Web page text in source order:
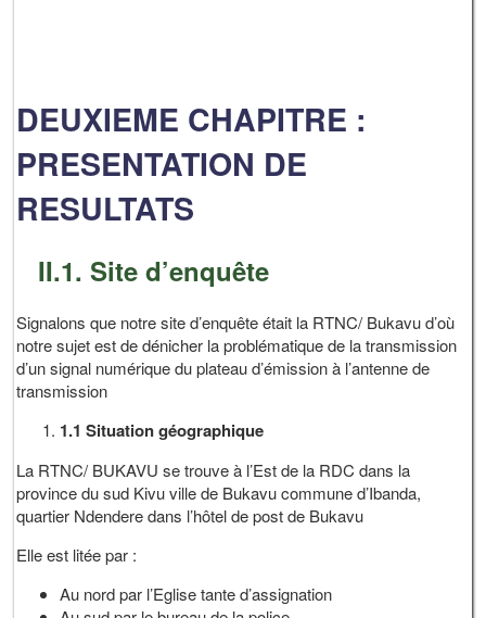
DEUXIEME CHAPITRE :
PRESENTATION DE
RESULTATS
II.1. Site d’enquête
Signalons que notre site d’enquête était la RTNC/ Bukavu d’où
notre sujet est de dénicher la problématique de la transmission
d’un signal numérique du plateau d’émission à l’antenne de
transmission
1.1 Situation géographique
La RTNC/ BUKAVU se trouve à l’Est de la RDC dans la
province du sud Kivu ville de Bukavu commune d’Ibanda,
quartier Ndendere dans l’hôtel de post de Bukavu
Elle est litée par :
Au nord par l’Eglise tante d’assignation